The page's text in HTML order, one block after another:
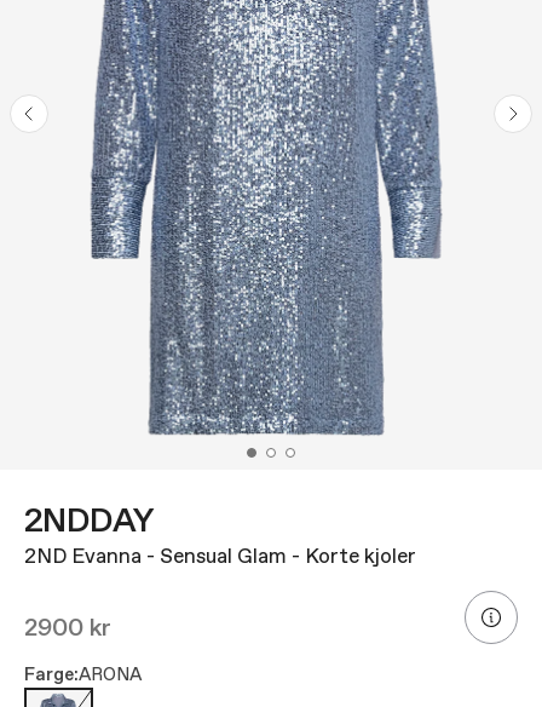
2NDDAY
2ND Evanna - Sensual Glam - Korte kjoler
2900 kr
Farge:ARONA